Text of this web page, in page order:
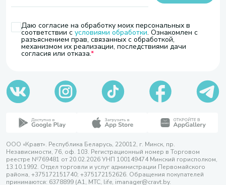
Даю согласие на обработку моих персональных в
соответствии с условиями обработки. Ознакомлен с
разъяснением прав, связанных с обработкой,
механизмом их реализации, последствиями дачи
согласия или отказа.
ООО «Кравт». Республика Беларусь, 220012, г. Минск, пр.
Независимости, 76, оф. 103. Регистрационный номер в Торговом
реестре №769481 от 20.02.2026 УНП 100149474 Минский горисполком,
13.10.1992. Отдел торговли и услуг администрации Первомайского
района, +375172151740; +375172152626. Обращения покупателей
принимаются: 6378899 (А1, МТС, life, imanager@cravt.by.